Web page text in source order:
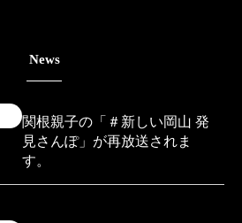
News
関根親子の「＃新しい岡山 発
見さんぽ」が再放送されま
す。